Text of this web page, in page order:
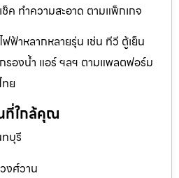
ช็ค ทำความสะอาด ตามแพ็กเกจ
ฟ้าหลากหลายรุ่น เช่น ทีวี ตู้เย็น
รองน้ำ แอร์ ฯลฯ ตามแพลตฟอร์ม
ย
ที่ใกล้คุณ
บุรี
งศ์วาน